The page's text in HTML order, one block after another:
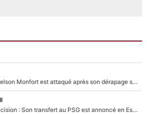
Incendies en Gironde - Nelson Monfort est attaqué après son dérapage sur CNews : «Et lui, il prend combien pour parler dans un studio climatisé?»
Ferran Torres a pris sa décision : Son transfert au PSG est annoncé en Espagne !